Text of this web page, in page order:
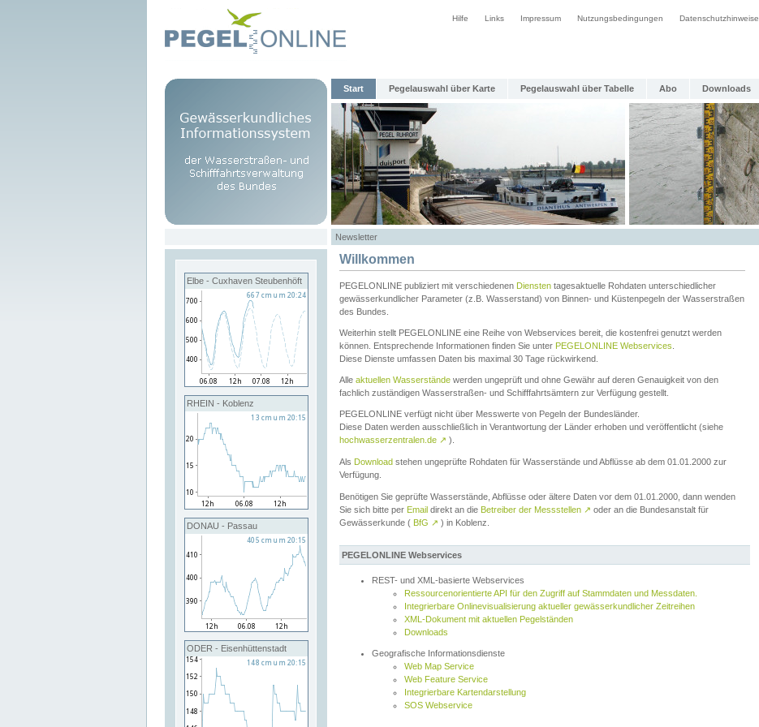
Hilfe Links Impressum Nutzungsbedingungen Datenschutzhinweise
Start Pegelauswahl über Karte Pegelauswahl über Tabelle Abo Downloads
Newsletter
Elbe - Cuxhaven Steubenhöft
RHEIN - Koblenz
DONAU - Passau
ODER - Eisenhüttenstadt
Willkommen
PEGELONLINE publiziert mit verschiedenen Diensten tagesaktuelle Rohdaten unterschiedlicher
gewässerkundlicher Parameter (z.B. Wasserstand) von Binnen- und Küstenpegeln der Wasserstraßen
des Bundes.
Weiterhin stellt PEGELONLINE eine Reihe von Webservices bereit, die kostenfrei genutzt werden
können. Entsprechende Informationen finden Sie unter PEGELONLINE Webservices
Diese Dienste umfassen Daten bis maximal 30 Tage rückwirkend.
Alle aktuellen Wasserstände werden ungeprüft und ohne Gewähr auf deren Genauigkeit von den
fachlich zuständigen Wasserstraßen- und Schifffahrtsämtern zur Verfügung gestellt.
PEGELONLINE verfügt nicht über Messwerte von Pegeln der Bundesländer.
Diese Daten werden ausschließlich in Verantwortung der Länder erhoben und veröffentlicht (siehe
hochwasserzentralen.de ↗ ).
Als Download stehen ungeprüfte Rohdaten für Wasserstände und Abflüsse ab dem 01.01.2000 zur
Verfügung.
Benötigen Sie geprüfte Wasserstände, Abflüsse oder ältere Daten vor dem 01.01.2000, dann wenden
Sie sich bitte per Email direkt an die Betreiber der Messstellen ↗ oder an die Bundesanstalt für
Gewässerkunde ( BfG ↗ ) in Koblenz.
PEGELONLINE Webservices
REST- und XML-basierte Webservices
Ressourcenorientierte API für den Zugriff auf Stammdaten und Messdaten.
Integrierbare Onlinevisualisierung aktueller gewässerkundlicher Zeitreihen
XML-Dokument mit aktuellen Pegelständen
Downloads
Geografische Informationsdienste
Web Map Service
Web Feature Service
Integrierbare Kartendarstellung
SOS Webservice